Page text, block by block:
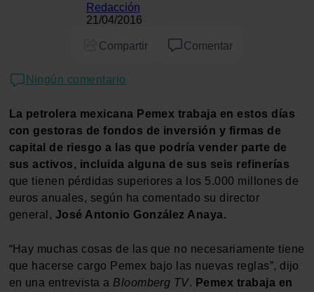
Redacción
21/04/2016
Compartir Comentar
Ningún comentario
La petrolera mexicana Pemex trabaja en estos días
con gestoras de fondos de inversión y firmas de
capital de riesgo a las que podría vender parte de
sus activos, incluida alguna de sus seis refinerías
que tienen pérdidas superiores a los 5.000 millones de
euros anuales, según ha comentado su director
general, José Antonio González Anaya.
“Hay muchas cosas de las que no necesariamente tiene
que hacerse cargo Pemex bajo las nuevas reglas”, dijo
en una entrevista a Bloomberg TV. Pemex trabaja en